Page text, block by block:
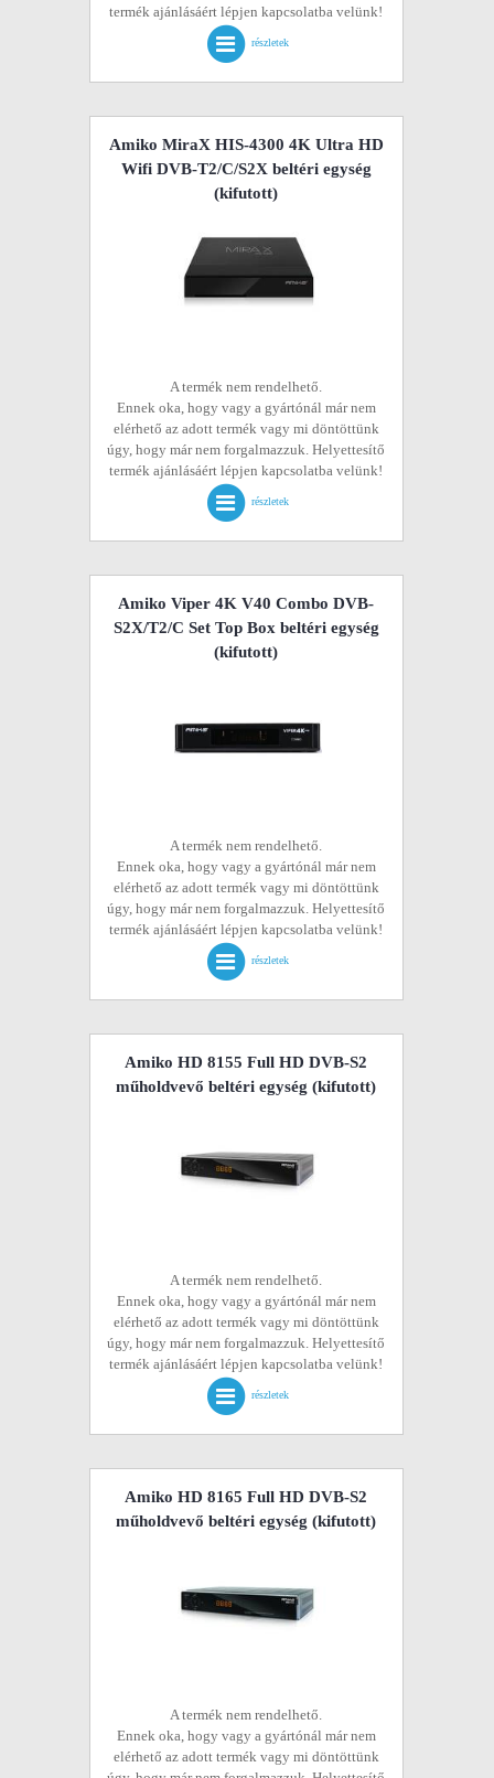
termék ajánlásáért lépjen kapcsolatba velünk!
részletek
Amiko MiraX HIS-4300 4K Ultra HD
Wifi DVB-T2/C/S2X beltéri egység
(kifutott)
A termék nem rendelhető.
Ennek oka, hogy vagy a gyártónál már nem
elérhető az adott termék vagy mi döntöttünk
úgy, hogy már nem forgalmazzuk. Helyettesítő
termék ajánlásáért lépjen kapcsolatba velünk!
részletek
Amiko Viper 4K V40 Combo DVB-
S2X/T2/C Set Top Box beltéri egység
(kifutott)
A termék nem rendelhető.
Ennek oka, hogy vagy a gyártónál már nem
elérhető az adott termék vagy mi döntöttünk
úgy, hogy már nem forgalmazzuk. Helyettesítő
termék ajánlásáért lépjen kapcsolatba velünk!
részletek
Amiko HD 8155 Full HD DVB-S2
műholdvevő beltéri egység (kifutott)
A termék nem rendelhető.
Ennek oka, hogy vagy a gyártónál már nem
elérhető az adott termék vagy mi döntöttünk
úgy, hogy már nem forgalmazzuk. Helyettesítő
termék ajánlásáért lépjen kapcsolatba velünk!
részletek
Amiko HD 8165 Full HD DVB-S2
műholdvevő beltéri egység (kifutott)
A termék nem rendelhető.
Ennek oka, hogy vagy a gyártónál már nem
elérhető az adott termék vagy mi döntöttünk